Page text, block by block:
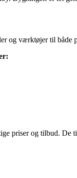
og værktøjer til
priser og tilbud. De